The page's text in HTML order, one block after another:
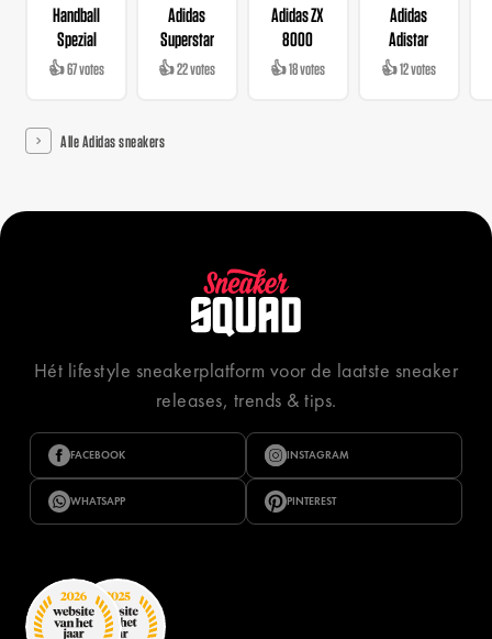
Handball
Spezial
👍 67 votes
Adidas
Superstar
👍 22 votes
Adidas ZX
8000
👍 18 votes
Adidas
Adistar
👍 12 votes
Alle Adidas sneakers
Hét lifestyle sneakerplatform voor de laatste sneaker
releases, trends & tips.
FACEBOOK INSTAGRAM
WHATSAPP PINTEREST